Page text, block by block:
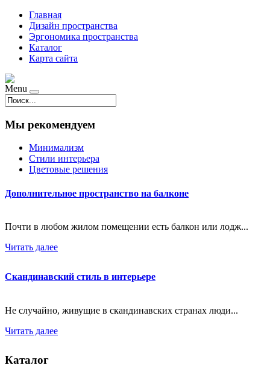
Главная
Дизайн пространства
Эргономика пространства
Каталог
Карта сайта
Menu
Мы рекомендуем
Минимализм
Стили интерьера
Цветовые решения
Дополнительное пространство на балконе
Почти в любом жилом помещении есть балкон или лодж...
Читать далее
Скандинавский стиль в интерьере
Не случайно, живущие в скандинавских странах люди...
Читать далее
Каталог